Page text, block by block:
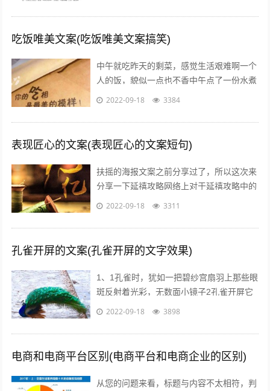
吃饭唯美文案(吃饭唯美文案搞笑)
中午就吃昨天的剩菜，感觉生活艰难啊一个
人的饭，貌似一点也不香中午点了一份水煮
鱼，超级开胃呀我一个人也要吃麻麻香中午
2022-09-18 3384
表现匠心的文案(表现匠心的文案短句)
扶摇的海报文案之前分享过了，所以这次来
分享一下延禧攻略网络上对于延禧攻略中的
服饰画风妆容都一致的满意，非常符合历史
2022-09-18 3311
孔雀开屏的文案(孔雀开屏的文字效果)
1、1孔雀时，犹如一把碧纱宫扇羽上那些眼
斑反射着光彩，无数面小镜子2孔雀开屏它
的羽毛吸引着每一个人，但我呢，但其他人
2022-09-18 3898
电商和电商平台区别(电商平台和电商企业的区别)
从您的问题来看，标题与内容不太相符，判